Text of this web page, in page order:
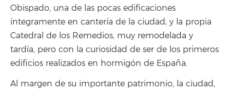
Obispado, una de las pocas edificaciones
íntegramente en cantería de la ciudad; y la propia
Catedral de los Remedios, muy remodelada y
tardía, pero con la curiosidad de ser de los primeros
edificios realizados en hormigón de España.
Al margen de su importante patrimonio, la ciudad,